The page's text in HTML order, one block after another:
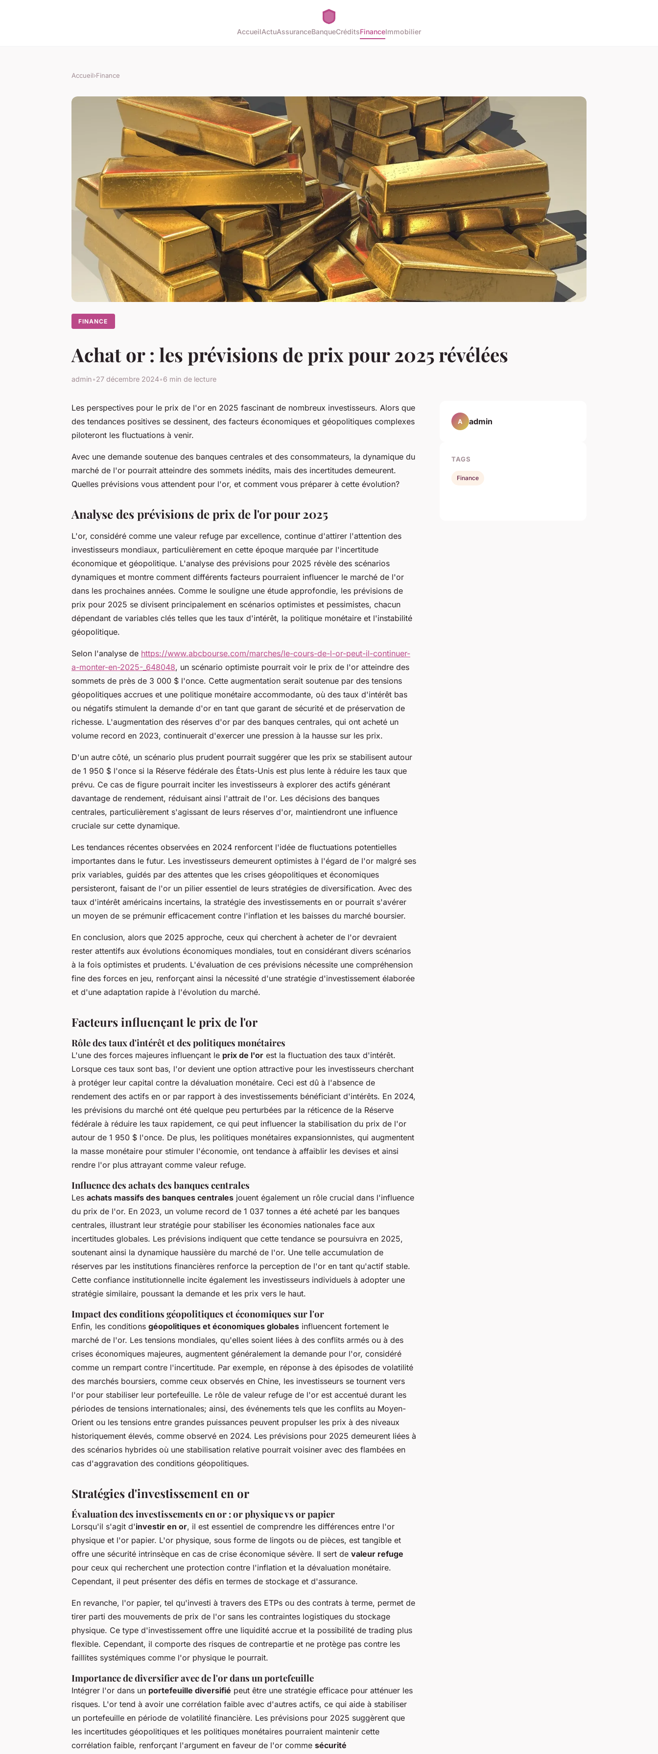
AccueilActuAssuranceBanqueCréditsFinanceImmobilier
Accueil›Finance
FINANCE
Achat or : les prévisions de prix pour 2025 révélées
admin•27 décembre 2024•6 min de lecture
Les perspectives pour le prix de l'or en 2025 fascinant de nombreux investisseurs. Alors que
des tendances positives se dessinent, des facteurs économiques et géopolitiques complexes
piloteront les fluctuations à venir.
Avec une demande soutenue des banques centrales et des consommateurs, la dynamique du
marché de l'or pourrait atteindre des sommets inédits, mais des incertitudes demeurent.
Quelles prévisions vous attendent pour l'or, et comment vous préparer à cette évolution?
Analyse des prévisions de prix de l'or pour 2025
L'or, considéré comme une valeur refuge par excellence, continue d'attirer l'attention des
investisseurs mondiaux, particulièrement en cette époque marquée par l'incertitude
économique et géopolitique. L'analyse des prévisions pour 2025 révèle des scénarios
dynamiques et montre comment différents facteurs pourraient influencer le marché de l'or
dans les prochaines années. Comme le souligne une étude approfondie, les prévisions de
prix pour 2025 se divisent principalement en scénarios optimistes et pessimistes, chacun
dépendant de variables clés telles que les taux d'intérêt, la politique monétaire et l'instabilité
géopolitique.
Selon l'analyse de https://www.abcbourse.com/marches/le-cours-de-l-or-peut-il-continuer-
a-monter-en-2025-_648048, un scénario optimiste pourrait voir le prix de l'or atteindre des
sommets de près de 3 000 $ l'once. Cette augmentation serait soutenue par des tensions
géopolitiques accrues et une politique monétaire accommodante, où des taux d'intérêt bas
ou négatifs stimulent la demande d'or en tant que garant de sécurité et de préservation de
richesse. L'augmentation des réserves d'or par des banques centrales, qui ont acheté un
volume record en 2023, continuerait d'exercer une pression à la hausse sur les prix.
D'un autre côté, un scénario plus prudent pourrait suggérer que les prix se stabilisent autour
de 1 950 $ l'once si la Réserve fédérale des États-Unis est plus lente à réduire les taux que
prévu. Ce cas de figure pourrait inciter les investisseurs à explorer des actifs générant
davantage de rendement, réduisant ainsi l'attrait de l'or. Les décisions des banques
centrales, particulièrement s'agissant de leurs réserves d'or, maintiendront une influence
cruciale sur cette dynamique.
Les tendances récentes observées en 2024 renforcent l'idée de fluctuations potentielles
importantes dans le futur. Les investisseurs demeurent optimistes à l'égard de l'or malgré ses
prix variables, guidés par des attentes que les crises géopolitiques et économiques
persisteront, faisant de l'or un pilier essentiel de leurs stratégies de diversification. Avec des
taux d'intérêt américains incertains, la stratégie des investissements en or pourrait s'avérer
un moyen de se prémunir efficacement contre l'inflation et les baisses du marché boursier.
En conclusion, alors que 2025 approche, ceux qui cherchent à acheter de l'or devraient
rester attentifs aux évolutions économiques mondiales, tout en considérant divers scénarios
à la fois optimistes et prudents. L'évaluation de ces prévisions nécessite une compréhension
fine des forces en jeu, renforçant ainsi la nécessité d'une stratégie d'investissement élaborée
et d'une adaptation rapide à l'évolution du marché.
Facteurs influençant le prix de l'or
Rôle des taux d'intérêt et des politiques monétaires
L'une des forces majeures influençant le prix de l'or est la fluctuation des taux d'intérêt.
Lorsque ces taux sont bas, l'or devient une option attractive pour les investisseurs cherchant
à protéger leur capital contre la dévaluation monétaire. Ceci est dû à l'absence de
rendement des actifs en or par rapport à des investissements bénéficiant d'intérêts. En 2024,
les prévisions du marché ont été quelque peu perturbées par la réticence de la Réserve
fédérale à réduire les taux rapidement, ce qui peut influencer la stabilisation du prix de l'or
autour de 1 950 $ l'once. De plus, les politiques monétaires expansionnistes, qui augmentent
la masse monétaire pour stimuler l'économie, ont tendance à affaiblir les devises et ainsi
rendre l'or plus attrayant comme valeur refuge.
Influence des achats des banques centrales
Les achats massifs des banques centrales jouent également un rôle crucial dans l'influence
du prix de l'or. En 2023, un volume record de 1 037 tonnes a été acheté par les banques
centrales, illustrant leur stratégie pour stabiliser les économies nationales face aux
incertitudes globales. Les prévisions indiquent que cette tendance se poursuivra en 2025,
soutenant ainsi la dynamique haussière du marché de l'or. Une telle accumulation de
réserves par les institutions financières renforce la perception de l'or en tant qu'actif stable.
Cette confiance institutionnelle incite également les investisseurs individuels à adopter une
stratégie similaire, poussant la demande et les prix vers le haut.
Impact des conditions géopolitiques et économiques sur l'or
Enfin, les conditions géopolitiques et économiques globales influencent fortement le
marché de l'or. Les tensions mondiales, qu'elles soient liées à des conflits armés ou à des
crises économiques majeures, augmentent généralement la demande pour l'or, considéré
comme un rempart contre l'incertitude. Par exemple, en réponse à des épisodes de volatilité
des marchés boursiers, comme ceux observés en Chine, les investisseurs se tournent vers
l'or pour stabiliser leur portefeuille. Le rôle de valeur refuge de l'or est accentué durant les
périodes de tensions internationales; ainsi, des événements tels que les conflits au Moyen-
Orient ou les tensions entre grandes puissances peuvent propulser les prix à des niveaux
historiquement élevés, comme observé en 2024. Les prévisions pour 2025 demeurent liées à
des scénarios hybrides où une stabilisation relative pourrait voisiner avec des flambées en
cas d'aggravation des conditions géopolitiques.
Stratégies d'investissement en or
Évaluation des investissements en or : or physique vs or papier
Lorsqu'il s'agit d'investir en or, il est essentiel de comprendre les différences entre l'or
physique et l'or papier. L'or physique, sous forme de lingots ou de pièces, est tangible et
offre une sécurité intrinsèque en cas de crise économique sévère. Il sert de valeur refuge
pour ceux qui recherchent une protection contre l'inflation et la dévaluation monétaire.
Cependant, il peut présenter des défis en termes de stockage et d'assurance.
En revanche, l'or papier, tel qu'investi à travers des ETPs ou des contrats à terme, permet de
tirer parti des mouvements de prix de l'or sans les contraintes logistiques du stockage
physique. Ce type d'investissement offre une liquidité accrue et la possibilité de trading plus
flexible. Cependant, il comporte des risques de contrepartie et ne protège pas contre les
faillites systémiques comme l'or physique le pourrait.
Importance de diversifier avec de l'or dans un portefeuille
Intégrer l'or dans un portefeuille diversifié peut être une stratégie efficace pour atténuer les
risques. L'or tend à avoir une corrélation faible avec d'autres actifs, ce qui aide à stabiliser
un portefeuille en période de volatilité financière. Les prévisions pour 2025 suggèrent que
les incertitudes géopolitiques et les politiques monétaires pourraient maintenir cette
corrélation faible, renforçant l'argument en faveur de l'or comme sécurité
A admin
TAGS
Finance